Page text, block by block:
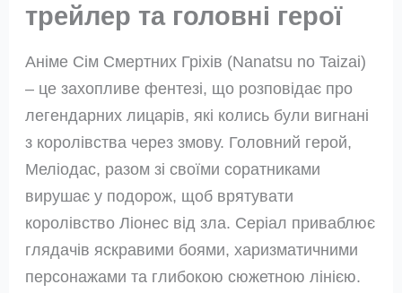
трейлер та головні герої
Аніме Сім Смертних Гріхів (Nanatsu no Taizai)
– це захопливе фентезі, що розповідає про
легендарних лицарів, які колись були вигнані
з королівства через змову. Головний герой,
Меліодас, разом зі своїми соратниками
вирушає у подорож, щоб врятувати
королівство Ліонес від зла. Серіал приваблює
глядачів яскравими боями, харизматичними
персонажами та глибокою сюжетною лінією.